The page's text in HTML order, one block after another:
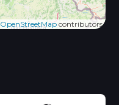
OpenStreetMapcontributors